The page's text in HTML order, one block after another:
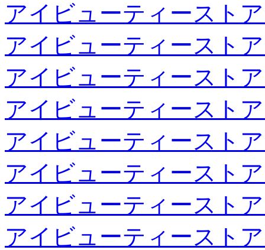
アイビューティースト
アイビューティースト
アイビューティースト
アイビューティースト
アイビューティースト
アイビューティースト
アイビューティースト
アイビューティースト